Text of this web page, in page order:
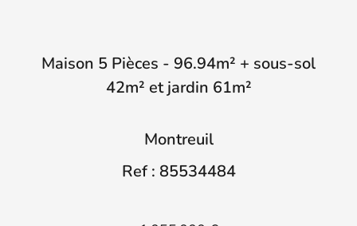
Maison 5 Pièces - 96.94m² + sous-sol
42m² et jardin 61m²
Montreuil
Ref : 85534484